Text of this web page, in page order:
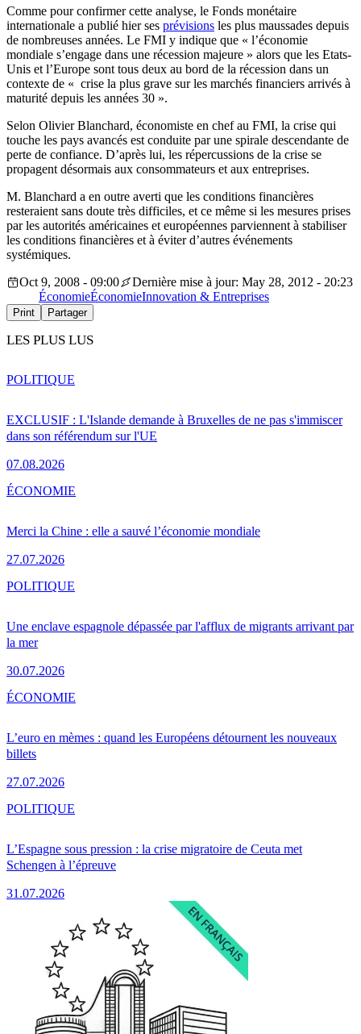
Comme pour confirmer cette analyse, le Fonds monétaire
internationale a publié hier ses prévisions les plus maussades depuis
de nombreuses années. Le FMI y indique que « l’économie
mondiale s’engage dans une récession majeure » alors que les Etats-
Unis et l’Europe sont tous deux au bord de la récession dans un
contexte de « crise la plus grave sur les marchés financiers arrivés à
maturité depuis les années 30 ».
Selon Olivier Blanchard, économiste en chef au FMI, la crise qui
touche les pays avancés est conduite par une spirale descendante de
perte de confiance. D’après lui, les répercussions de la crise se
propagent désormais aux consommateurs et aux entreprises.
M. Blanchard a en outre averti que les conditions financières
resteraient sans doute très difficiles, et ce même si les mesures prises
par les autorités américaines et européennes parviennent à stabiliser
les conditions financières et à éviter d’autres événements
systémiques.
Oct 9, 2008 - 09:00
Dernière mise à jour: May 28, 2012 - 20:23
ÉconomieÉconomieInnovation & Entreprises
Print Partager
LES PLUS LUS
EXCLUSIF : L'Islande demande à Bruxelles de ne pas s'immiscer
dans son référendum sur l'UE
07.08.2026
POLITIQUE
Merci la Chine : elle a sauvé l’économie mondiale
27.07.2026
ÉCONOMIE
Une enclave espagnole dépassée par l'afflux de migrants arrivant par
la mer
30.07.2026
POLITIQUE
L’euro en mèmes : quand les Européens détournent les nouveaux
billets
27.07.2026
ÉCONOMIE
L’Espagne sous pression : la crise migratoire de Ceuta met
Schengen à l’épreuve
31.07.2026
POLITIQUE